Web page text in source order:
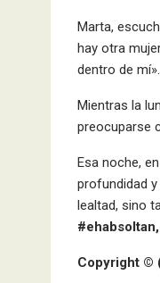
Marta,
hay otra
dentro de mí».
Mientras la
preocuparse
Esa noche,
profundidad
lealtad, sino
Copyright ©️